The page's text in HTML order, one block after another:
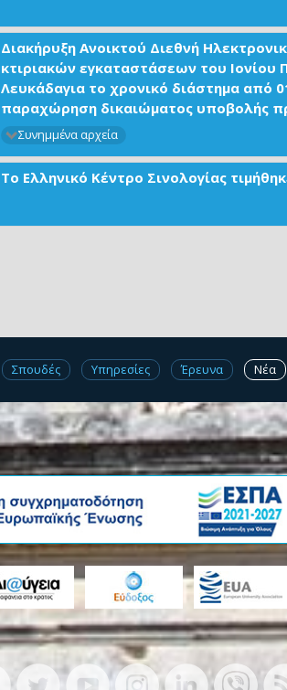
Διακήρυξη Ανοικτού Διεθνή
κτιριακών εγκαταστάσεων του
Λευκάδαγια το χρονικό διάστημα από
παραχώρηση δικαιώματος υποβολής
Συνημμένα αρχεία
Το Ελληνικό Κέντρο Σινολογίας
Σπουδές Υπηρεσίες Έρευνα Νέα